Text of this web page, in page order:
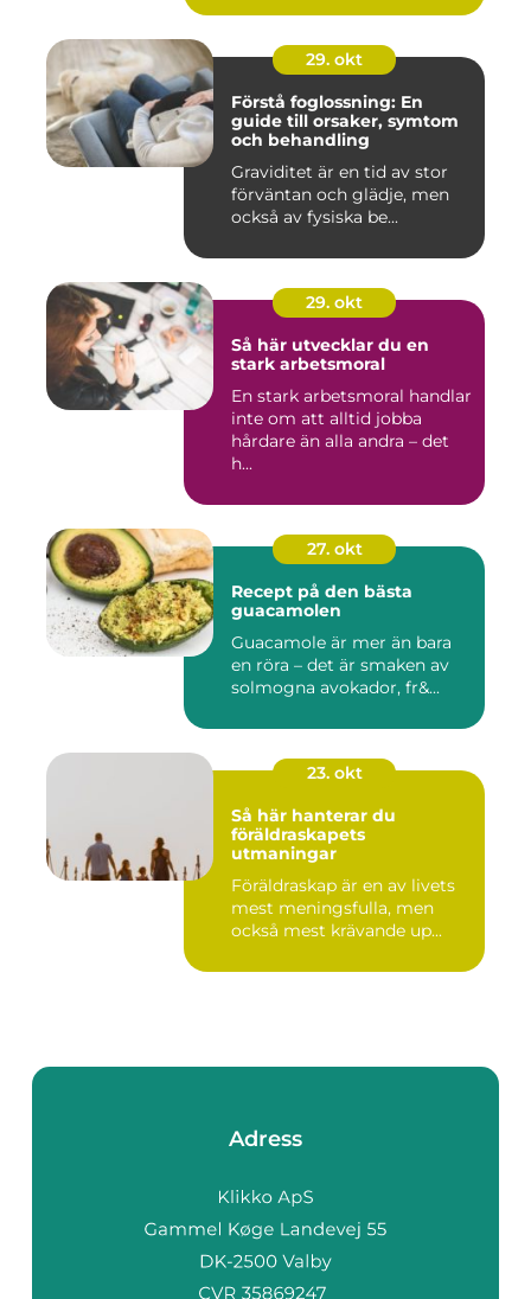
29. okt
Förstå foglossning: En
guide till orsaker, symtom
och behandling
Graviditet är en tid av stor
förväntan och glädje, men
också av fysiska be...
29. okt
Så här utvecklar du en
stark arbetsmoral
En stark arbetsmoral handlar
inte om att alltid jobba
hårdare än alla andra – det
h...
27. okt
Recept på den bästa
guacamolen
Guacamole är mer än bara
en röra – det är smaken av
solmogna avokador, fr&...
23. okt
Så här hanterar du
föräldraskapets
utmaningar
Föräldraskap är en av livets
mest meningsfulla, men
också mest krävande up...
Adress